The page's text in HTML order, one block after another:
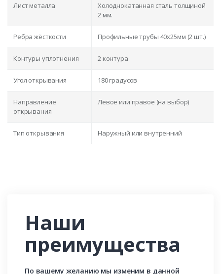
Лист металла
Холоднокатанная сталь толщиной
2 мм.
Ребра жёсткости Профильные трубы 40х25мм (2 шт.)
Контуры уплотнения 2 контура
Угол открывания 180 градусов
Направление
открывания
Левое или правое (на выбор)
Тип открывания Наружный или внутренний
Наши
преимущества
По вашему желанию мы изменим в данной